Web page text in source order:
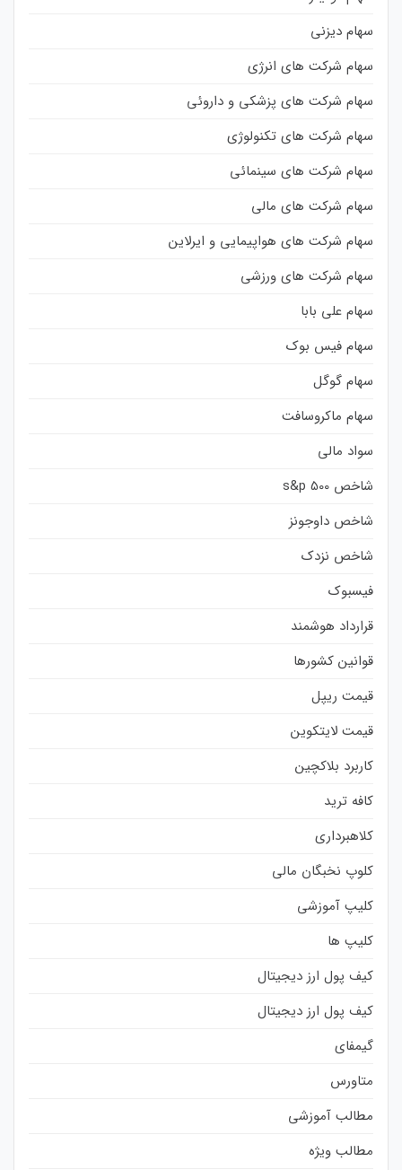
سهام دیزنی
سهام شرکت های انرژی
سهام شرکت های پزشکی و داروئی
سهام شرکت های تکنولوژی
سهام شرکت های سینمائی
سهام شرکت های مالی
سهام شرکت های هواپیمایی و ایرلاین
سهام شرکت های ورزشی
سهام علی بابا
سهام فیس بوک
سهام گوگل
سهام ماکروسافت
سواد مالی
شاخص s&p 500
شاخص داوجونز
شاخص نزدک
فیسبوک
قرارداد هوشمند
قوانین کشورها
قیمت ریپل
قیمت لایتکوین
کاربرد بلاکچین
کافه ترید
کلاهبرداری
کلوپ نخبگان مالی
کلیپ آموزشی
کلیپ ها
کیف پول ارز دیجیتال
کیف پول ارز دیجیتال
گیمفای
متاورس
مطالب آموزشی
مطالب ویژه